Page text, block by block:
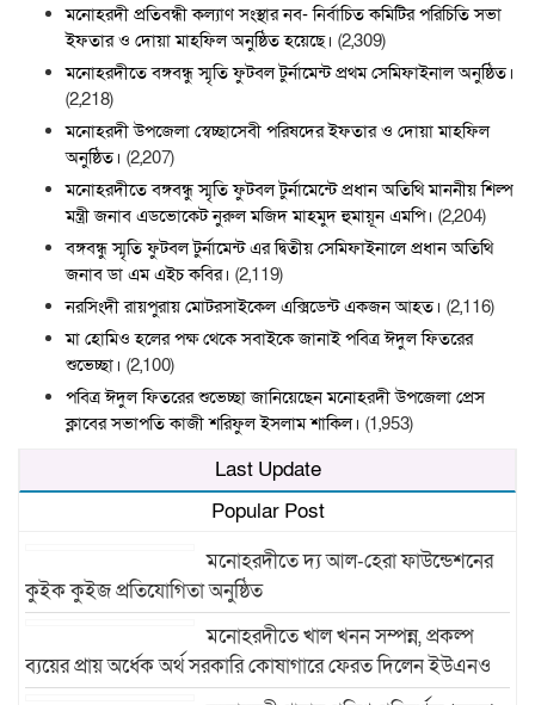
মনোহরদী প্রতিবন্ধী কল্যাণ সংস্থার নব- নির্বাচিত কমিটির পরিচিতি সভা
ইফতার ও দোয়া মাহফিল অনুষ্ঠিত হয়েছে। (2,309)
মনোহরদীতে বঙ্গবন্ধু স্মৃতি ফুটবল টুর্নামেন্ট প্রথম সেমিফাইনাল অনুষ্ঠিত।
(2,218)
মনোহরদী উপজেলা স্বেচ্ছাসেবী পরিষদের ইফতার ও দোয়া মাহফিল
অনুষ্ঠিত। (2,207)
মনোহরদীতে বঙ্গবন্ধু স্মৃতি ফুটবল টুর্নামেন্টে প্রধান অতিথি মাননীয় শিল্প
মন্ত্রী জনাব এডভোকেট নুরুল মজিদ মাহমুদ হুমায়ূন এমপি। (2,204)
বঙ্গবন্ধু স্মৃতি ফুটবল টুর্নামেন্ট এর দ্বিতীয় সেমিফাইনালে প্রধান অতিথি
জনাব ডা এম এইচ কবির। (2,119)
নরসিংদী রায়পুরায় মোটরসাইকেল এক্সিডেন্ট একজন আহত। (2,116)
মা হোমিও হলের পক্ষ থেকে সবাইকে জানাই পবিত্র ঈদুল ফিতরের
শুভেচ্ছা। (2,100)
পবিত্র ঈদুল ফিতরের শুভেচ্ছা জানিয়েছেন মনোহরদী উপজেলা প্রেস
ক্লাবের সভাপতি কাজী শরিফুল ইসলাম শাকিল। (1,953)
Last Update
Popular Post
মনোহরদীতে দ্য আল-হেরা ফাউন্ডেশনের
কুইক কুইজ প্রতিযোগিতা অনুষ্ঠিত
মনোহরদীতে খাল খনন সম্পন্ন, প্রকল্প
ব্যয়ের প্রায় অর্ধেক অর্থ সরকারি কোষাগারে ফেরত দিলেন ইউএনও